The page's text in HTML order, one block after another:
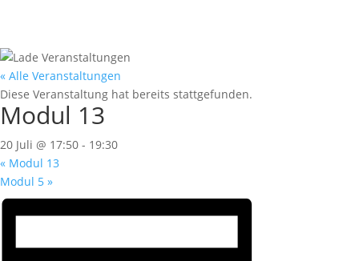
« Alle Veranstaltungen
Diese Veranstaltung hat bereits stattgefunden.
Modul 13
20 Juli @ 17:50 - 19:30
« Modul 13
Modul 5 »